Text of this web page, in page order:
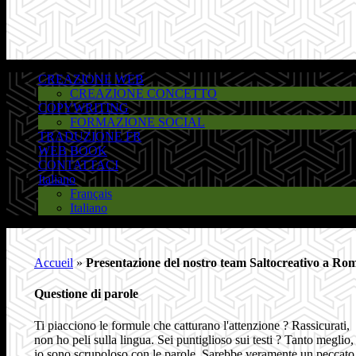
CREAZIONE WEB
CREAZIONE CONCETTO
COPYWRITING
FORMAZIONE SOCIAL
TRADUZIONE FR
WEB BOOK
CONTATTACI
Italiano
Français
Italiano
Accueil»Presentazione del nostro team Saltocreativo a
Questione di parole
Ti piacciono le formule che catturano l'attenzione ? Rassicurati,
non ho peli sulla lingua. Sei puntiglioso sui testi ? Tanto meglio,